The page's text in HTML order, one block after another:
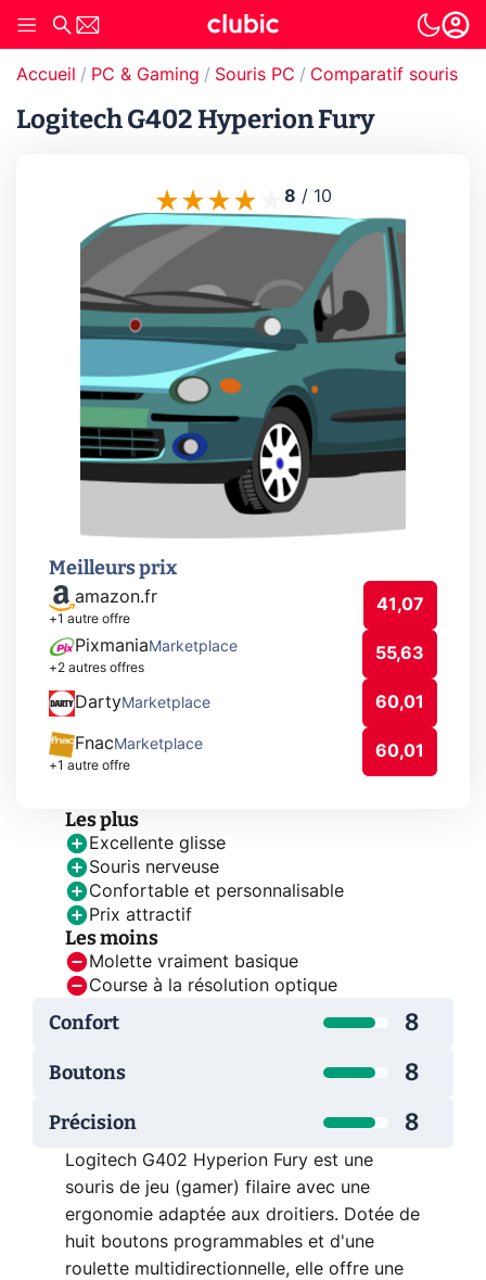
Accueil PC & Gaming Souris PC Comparatif souris
Logitech G402 Hyperion Fury
8 / 10
Meilleurs prix
amazon.fr
+1 autre offre
41,07
Pixmania Marketplace
+2 autres offres
55,63
DartyMarketplace 60,01
Fnac Marketplace
+1 autre offre
60,01
Les plus
Excellente glisse
Souris nerveuse
Confortable et personnalisable
Prix attractif
Les moins
Molette vraiment basique
Course à la résolution optique
Confort 8
Boutons 8
Précision 8
Logitech G402 Hyperion Fury est une
souris de jeu (gamer) filaire avec une
ergonomie adaptée aux droitiers. Dotée de
huit boutons programmables et d'une
roulette multidirectionnelle, elle offre une